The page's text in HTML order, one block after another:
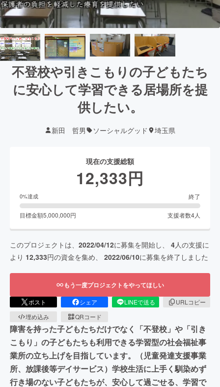
不登校や引きこもりの子どもたち
に安心して学習できる居場所を提
供したい。
新田 哲男 ソーシャルグッド 埼玉県
現在の支援総額
12,333円
0%達成 終了
目標金額5,000,000円 支援者数4人
このプロジェクトは、 2022/04/12に募集を開始し、 4人の支援に
より 12,333円の資金を集め、 2022/06/10に募集を終了しました
もう一度プロジェクトをやってほしい
ポスト シェア LINEで送る
URLコピー
埋め込み
QRコード
障害を持った子どもたちだけでなく「不登校」や「引き
こもり」の子どもたちも利用できる学習型の社会福祉事
業所の立ち上げを目指しています。（児童発達支援事業
所、放課後等デイサービス）学校生活に上手く馴染めず
行き場のない子どもたちが、安心して過ごせる、学習で